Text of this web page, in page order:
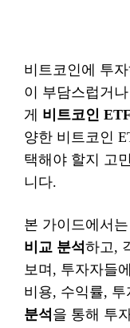
비트코인에 투
이 부담스럽거
게 비트코인
양한 비트코인
택해야 할지 고
니다.
본 가이드에서
비교 분석 하고,
보며, 투자자들
비용, 수익률,
분석 을 통해 투